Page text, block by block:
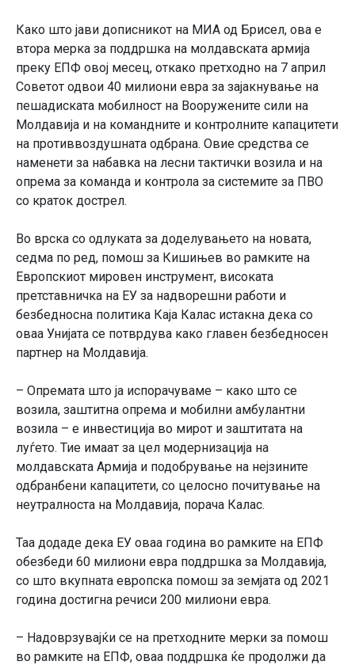
Како што јави дописникот на МИА од Брисел, ова е
втора мерка за поддршка на молдавската армија
преку ЕПФ овој месец, откако претходно на 7 април
Советот одвои 40 милиони евра за зајакнување на
пешадиската мобилност на Вооружените сили на
Молдавија и на командните и контролните капацитети
на противвоздушната одбрана. Овие средства се
наменети за набавка на лесни тактички возила и на
опрема за команда и контрола за системите за ПВО
со краток дострел.
Во врска со одлуката за доделувањето на новата,
седма по ред, помош за Кишињев во рамките на
Европскиот мировен инструмент, високата
претставничка на ЕУ за надворешни работи и
безбедносна политика Каја Калас истакна дека со
оваа Унијата се потврдува како главен безбедносен
партнер на Молдавија.
– Опремата што ја испорачуваме – како што се
возила, заштитна опрема и мобилни амбулантни
возила – е инвестиција во мирот и заштитата на
луѓето. Тие имаат за цел модернизација на
молдавската Армија и подобрување на нејзините
одбранбени капацитети, со целосно почитување на
неутралноста на Молдавија, порача Калас.
Таа додаде дека ЕУ оваа година во рамките на ЕПФ
обезбеди 60 милиони евра поддршка за Молдавија,
со што вкупната европска помош за земјата од 2021
година достигна речиси 200 милиони евра.
– Надоврзувајќи се на претходните мерки за помош
во рамките на ЕПФ, оваа поддршка ќе продолжи да